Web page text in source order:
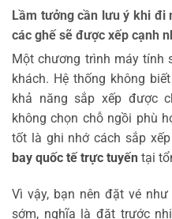
Lầm tưởng cần lưu ý khi đi
các ghế sẽ được xếp cạnh
Một chương trình máy tính
khách. Hệ thống không
khả năng sắp xếp được
không chọn chỗ ngồi phù
tốt là ghi nhớ cách sắp
bay quốc tế trực tuyến tại
Vì vậy, bạn nên đặt vé
sớm, nghĩa là đặt trước